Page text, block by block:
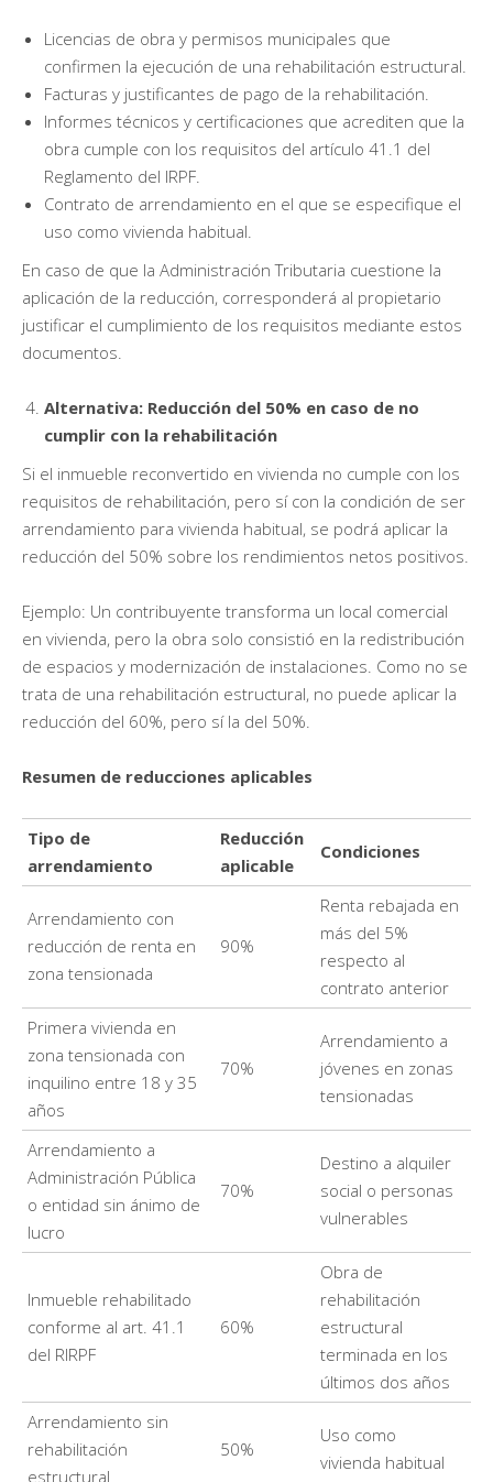
Licencias de obra y permisos municipales que
confirmen la ejecución de una rehabilitación estructural.
Facturas y justificantes de pago de la rehabilitación.
Informes técnicos y certificaciones que acrediten que la
obra cumple con los requisitos del artículo 41.1 del
Reglamento del IRPF.
Contrato de arrendamiento en el que se especifique el
uso como vivienda habitual.
En caso de que la Administración Tributaria cuestione la
aplicación de la reducción, corresponderá al propietario
justificar el cumplimiento de los requisitos mediante estos
documentos.
Alternativa: Reducción del 50% en caso de no
cumplir con la rehabilitación
Si el inmueble reconvertido en vivienda no cumple con los
requisitos de rehabilitación, pero sí con la condición de ser
arrendamiento para vivienda habitual, se podrá aplicar la
reducción del 50% sobre los rendimientos netos positivos.
Ejemplo: Un contribuyente transforma un local comercial
en vivienda, pero la obra solo consistió en la redistribución
de espacios y modernización de instalaciones. Como no se
trata de una rehabilitación estructural, no puede aplicar la
reducción del 60%, pero sí la del 50%.
Resumen de reducciones aplicables
Tipo de
arrendamiento
Reducción
aplicable
Condiciones
Arrendamiento con
reducción de renta en
zona tensionada
90%
Renta rebajada en
más del 5%
respecto al
contrato anterior
Primera vivienda en
zona tensionada con
inquilino entre 18 y 35
años
70%
Arrendamiento a
jóvenes en zonas
tensionadas
Arrendamiento a
Administración Pública
o entidad sin ánimo de
lucro
70%
Destino a alquiler
social o personas
vulnerables
Inmueble rehabilitado
conforme al art. 41.1
del RIRPF
60%
Obra de
rehabilitación
estructural
terminada en los
últimos dos años
Arrendamiento sin
rehabilitación
estructural
50%
Uso como
vivienda habitual